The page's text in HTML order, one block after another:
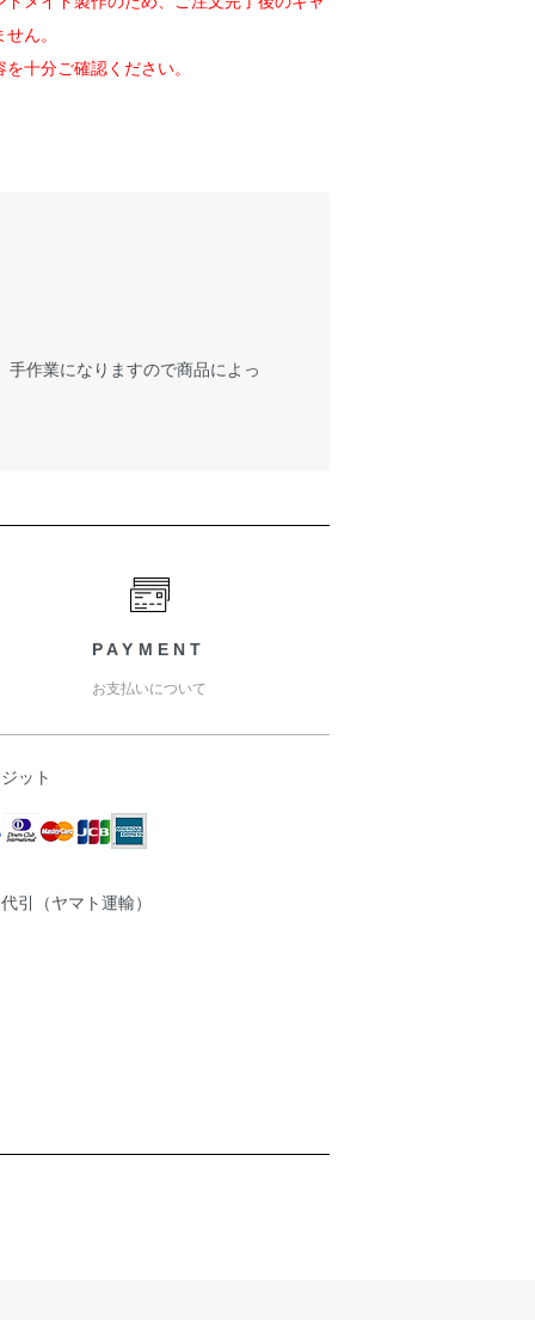
ん。
十分ご確認ください。
作業になりますので商品によっ
PAYMENT
お支払いについて
ット
引（ヤマト運輸）